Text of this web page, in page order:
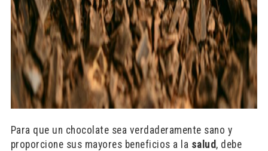
Para que un chocolate sea verdaderamente sano y
proporcione sus mayores beneficios a la salud, debe